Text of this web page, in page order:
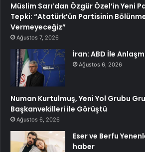
Müslim Sarı’dan Özgür Özel’in Yeni
Tepki: “Atatürk’ün Partisinin
Vermeyeceğiz”
Ağustos 7, 2026
İran: ABD İle
Ağustos 6, 2026
Numan Kurtulmuş, Yeni Yol Grubu
Başkanvekilleri ile Görüştü
Ağustos 6, 2026
Eser ve Berfu
haber